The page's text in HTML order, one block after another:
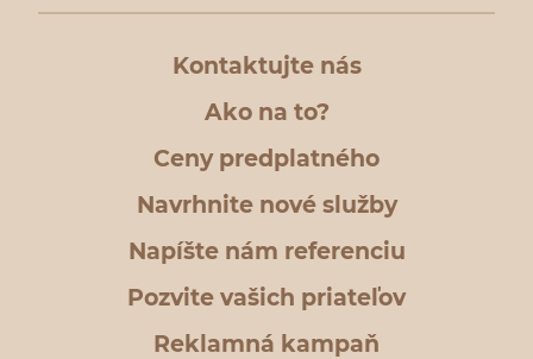
Kontaktujte nás
Ako na to?
Ceny predplatného
Navrhnite nové služby
Napíšte nám referenciu
Pozvite vašich priateľov
Reklamná kampaň